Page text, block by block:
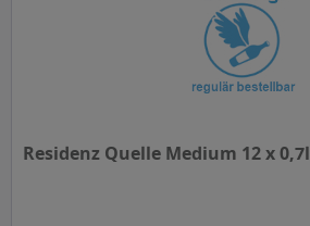
Residenz Quelle Medium 12 x 0,7l